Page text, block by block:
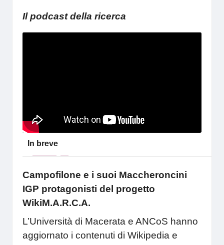
Il podcast della ricerca
In breve
Campofilone e i suoi Maccheroncini
IGP protagonisti del progetto
WikiM.A.R.C.A.
L’Università di Macerata e ANCoS hanno
aggiornato i contenuti di Wikipedia e